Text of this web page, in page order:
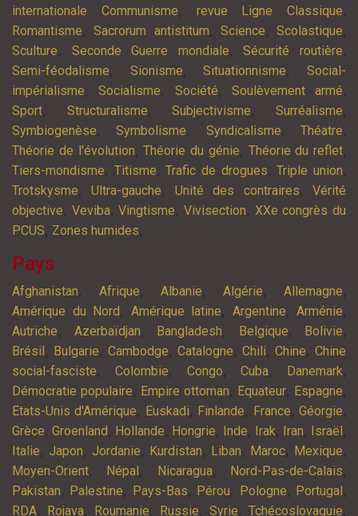
internationale Communisme, revue Ligne Classique,
Romantisme,Sacrorum antistitum, Science, Scolastique,
Sculture, Seconde Guerre mondiale,Sécurité routière,
Semi-féodalisme, Sionisme,Situationnisme,Social-
impérialisme,Socialisme, Société, Soulèvement armé,
Sport, Structuralisme,Subjectivisme,Surréalisme,
Symbiogenèse,Symbolisme, Syndicalisme,Théatre,
Théorie de l'évolution,Théorie du génie, Théorie du reflet,
Tiers-mondisme, Titisme,Trafic de drogues,Triple union,
Trotskysme,Ultra-gauche, Unité des contraires,Vérité
objective, Veviba,Vingtisme,Vivisection, XXe congrès du
PCUS, Zones humides,
Pays
Afghanistan, Afrique, Albanie, Algérie, Allemagne,
Amérique du Nord , Amérique latine, Argentine, Arménie,
Autriche, Azerbaïdjan, Bangladesh, Belgique, Bolivie,
Brésil , Bulgarie, Cambodge, Catalogne, Chili, Chine, Chine
social-fasciste, Colombie, Congo,Cuba, Danemark,
Démocratie populaire, Empire ottoman, Equateur, Espagne,
Etats-Unis d'Amérique, Euskadi, Finlande, France,Géorgie,
Grèce, Groenland , Hollande, Hongrie, Inde, Irak, Iran, Israël ,
Italie, Japon, Jordanie, Kurdistan, Liban, Maroc, Mexique,
Moyen-Orient, Népal , Nicaragua, Nord-Pas-de-Calais,
Pakistan, Palestine, Pays-Bas, Pérou, Pologne, Portugal ,
RDA, Rojava, Roumanie, Russie, Syrie, Tchécoslovaquie,